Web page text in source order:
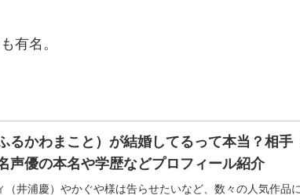
有名。
るかわまこと）が結婚してるって本当？相手
声優の本名や学歴などプロフィール紹介
（井浦慶）やかぐや様は告らせたいなど、数々の人気作品